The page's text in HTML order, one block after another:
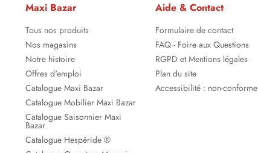
Maxi Bazar
Tous nos produits
Nos magasins
Notre histoire
Offres d'emploi
Catalogue Maxi Bazar
Catalogue Mobilier Maxi Bazar
Catalogue Saisonnier Maxi
Bazar
Catalogue Hespéride ®
Aide & Contact
Formulaire de contact
FAQ - Foire aux Questions
RGPD et Mentions légales
Plan du site
Accessibilité : non-conforme